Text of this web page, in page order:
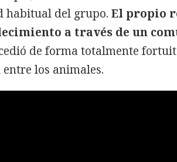
habitual del grupo. El propio
a través de un
de forma totalmente
los animales.